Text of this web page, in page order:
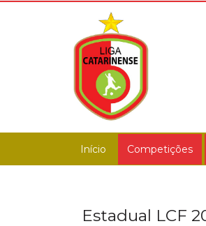
Início Competições
Estadual LCF